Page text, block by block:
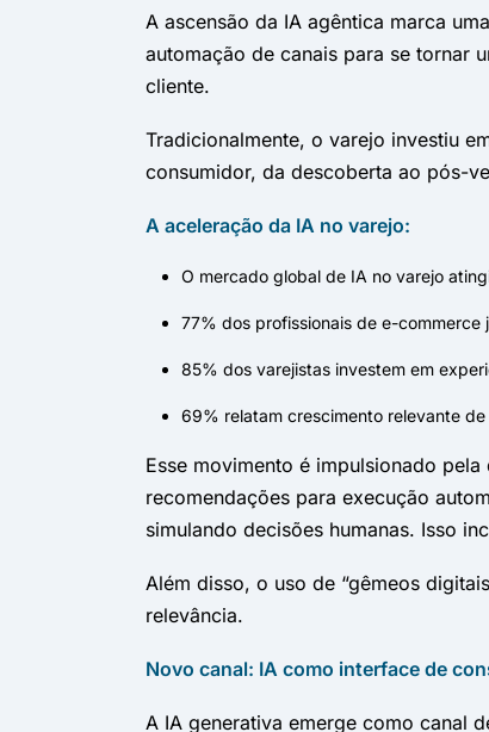
A ascensão da IA agêntica marca
automação de canais para se tornar
cliente.
Tradicionalmente, o varejo investiu
consumidor, da descoberta ao pós-
A aceleração da IA no varejo:
O mercado global de IA no varejo
77% dos profissionais de e-commerce
85% dos varejistas investem em
69% relatam crescimento relevante
Esse movimento é impulsionado
recomendações para execução
simulando decisões humanas. Isso
Além disso, o uso de “gêmeos
relevância.
Novo canal: IA como interface de
A IA generativa emerge como canal